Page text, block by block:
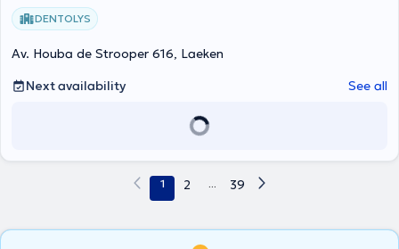
DENTOLYS
Av. Houba de Strooper 616, Laeken
Next availability
See all
1 2 ... 39